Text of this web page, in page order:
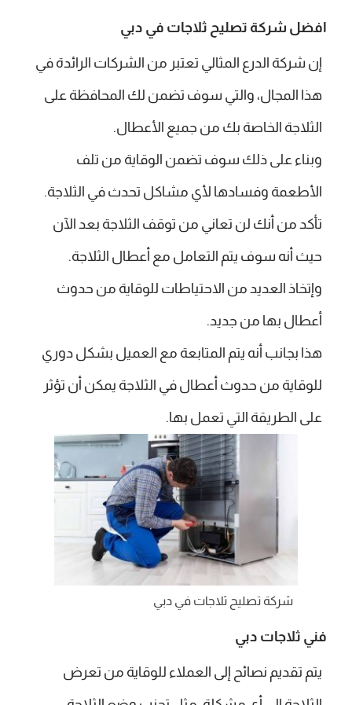
افضل شركة تصليح ثلاجات في دبي
إن شركة الدرع المثالي تعتبر من الشركات الرائدة في
هذا المجال، والتي سوف تضمن لك المحافظة على
الثلاجة الخاصة بك من جميع الأعطال.
وبناء على ذلك سوف تضمن الوقاية من تلف
الأطعمة وفسادها لأي مشاكل تحدث في الثلاجة.
تأكد من أنك لن تعاني من توقف الثلاجة بعد الآن
حيث أنه سوف يتم التعامل مع أعطال الثلاجة.
وإتخاذ العديد من الاحتياطات للوقاية من حدوث
أعطال بها من جديد.
هذا بجانب أنه يتم المتابعة مع العميل بشكل دوري
للوقاية من حدوث أعطال في الثلاجة يمكن أن تؤثر
على الطريقة التي تعمل بها.
شركة تصليح ثلاجات في دبي
فني ثلاجات دبي
يتم تقديم نصائح إلى العملاء للوقاية من تعرض